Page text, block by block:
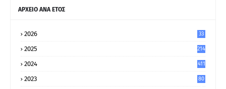
ΑΡΧΕΙΟ ΑΝΑ ΕΤΟΣ
2026 33
2025 214
2024 411
2023
80